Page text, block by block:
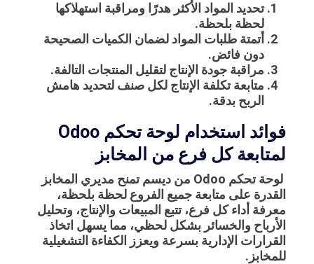
تحديد المواد الأكثر هدرًا ومراقبة استهلاكها
لحظة بلحظة.
أتمتة طلبات المواد لضمان الكميات الصحيحة
دون فائض.
مراقبة جودة الإنتاج لتقليل المنتجات التالفة.
متابعة تكلفة الإنتاج لكل صنف لتحديد هامش
الربح بدقة.
فوائد استخدام لوحة تحكم Odoo
لمتابعة كل فرع من المخابز
لوحة تحكم Odoo من ديسم تمنح مديري المخابز
القدرة على متابعة جميع الفروع لحظة بلحظة،
معرفة أداء كل فرع، تتبع المبيعات والإنتاج، وتحليل
الأرباح والخسائر بشكل لحظي، مما يسهل اتخاذ
القرارات الإدارية بسرعة ويعزز الكفاءة التشغيلية
للمخابز.